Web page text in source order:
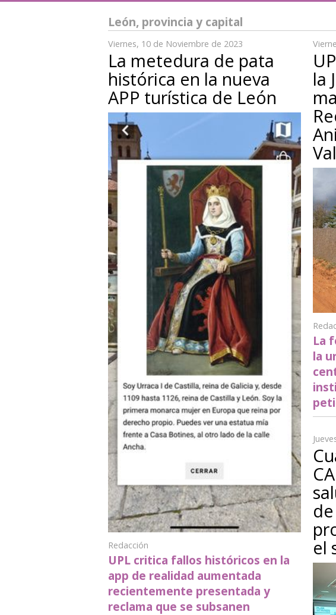
León, provincia y capital
Viernes, 10 de Noviembre de 2023
La metedura de pata
histórica en la nueva
APP turística de León
Redacción
UPL critica fallos históricos en la
app de realidad aumentada
recientemente presentada y
reclama que se subsanen
la
La
la
el